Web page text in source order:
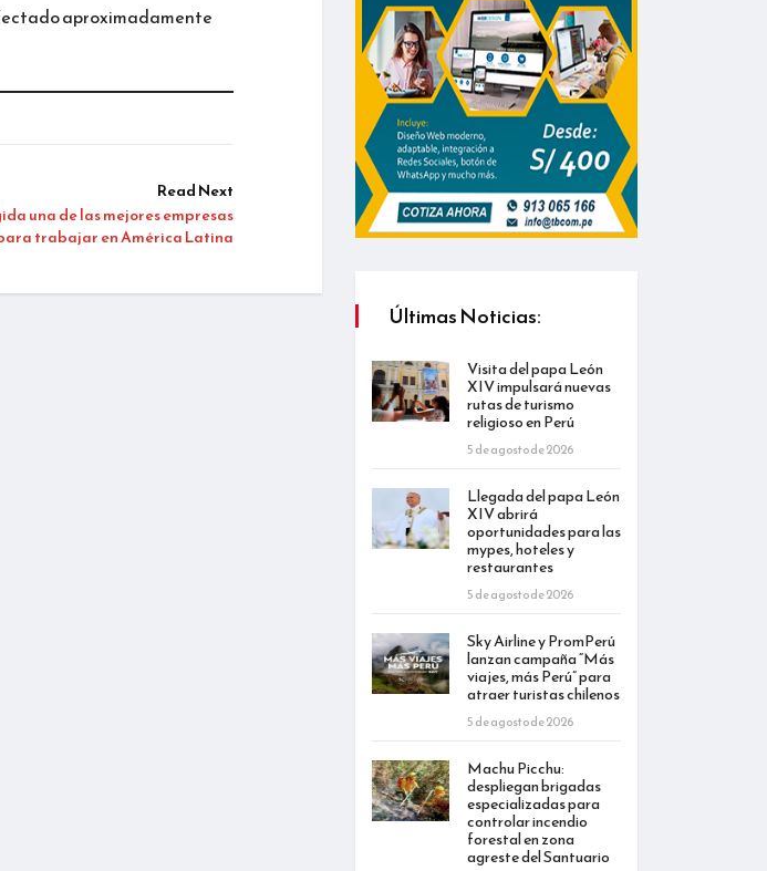
aproximadamente
Read Next
una de las mejores empresas
trabajar en América Latina
Últimas Noticias:
Visita del papa León
XIV impulsará nuevas
rutas de turismo
religioso en Perú
5 de agosto de 2026
Llegada del papa León
XIV abrirá
oportunidades para las
mypes, hoteles y
restaurantes
5 de agosto de 2026
Sky Airline y PromPerú
lanzan campaña “Más
viajes, más Perú” para
atraer turistas chilenos
5 de agosto de 2026
Machu Picchu:
despliegan brigadas
especializadas para
controlar incendio
forestal en zona
agreste del Santuario